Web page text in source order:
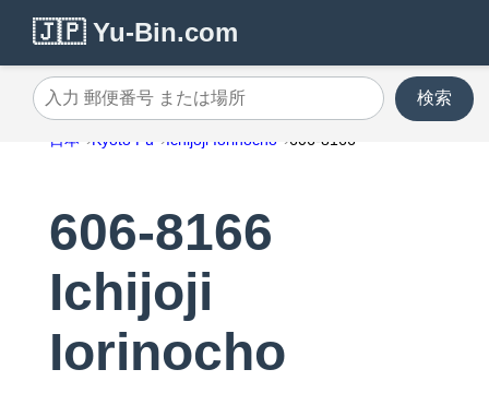
🇯🇵 Yu-Bin.com
入力 郵便番号 または場所
検索
日本 Kyoto Fu Ichijoji Iorinocho 606-8166
606-8166
Ichijoji
Iorinocho